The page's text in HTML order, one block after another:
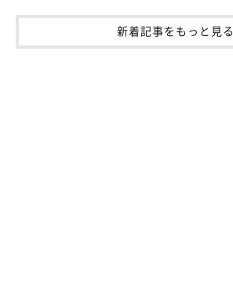
新着記事をもっと見る